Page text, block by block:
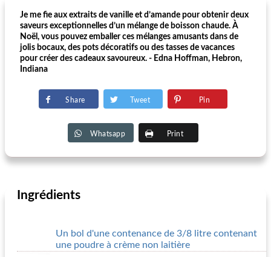
Je me fie aux extraits de vanille et d’amande pour obtenir deux
saveurs exceptionnelles d’un mélange de boisson chaude. À
Noël, vous pouvez emballer ces mélanges amusants dans de
jolis bocaux, des pots décoratifs ou des tasses de vacances
pour créer des cadeaux savoureux. - Edna Hoffman, Hebron,
Indiana
Share Tweet Pin
Whatsapp Print
Ingrédients
Un bol d'une contenance de 3/8 litre contenant
une poudre à crème non laitière